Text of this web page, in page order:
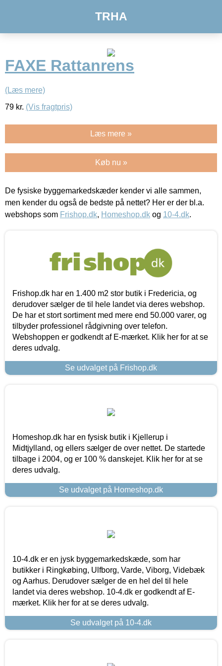
TRHA
FAXE Rattanrens
(Læs mere)
79 kr. (Vis fragtpris)
Læs mere »
Køb nu »
De fysiske byggemarkedskæder kender vi alle sammen,
men kender du også de bedste på nettet? Her er der bl.a.
webshops som Frishop.dk, Homeshop.dk og 10-4.dk.
Frishop.dk har en 1.400 m2 stor butik i Fredericia, og
derudover sælger de til hele landet via deres webshop.
De har et stort sortiment med mere end 50.000 varer, og
tilbyder professionel rådgivning over telefon.
Webshoppen er godkendt af E-mærket. Klik her for at se
deres udvalg.
Se udvalget på Frishop.dk
Homeshop.dk har en fysisk butik i Kjellerup i
Midtjylland, og ellers sælger de over nettet. De startede
tilbage i 2004, og er 100 % danskejet. Klik her for at se
deres udvalg.
Se udvalget på Homeshop.dk
10-4.dk er en jysk byggemarkedskæde, som har
butikker i Ringkøbing, Ulfborg, Varde, Viborg, Videbæk
og Aarhus. Derudover sælger de en hel del til hele
landet via deres webshop. 10-4.dk er godkendt af E-
mærket. Klik her for at se deres udvalg.
Se udvalget på 10-4.dk